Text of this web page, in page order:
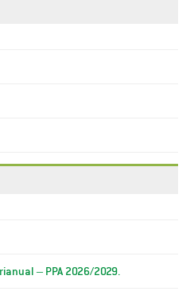
– PPA 2026/2029.